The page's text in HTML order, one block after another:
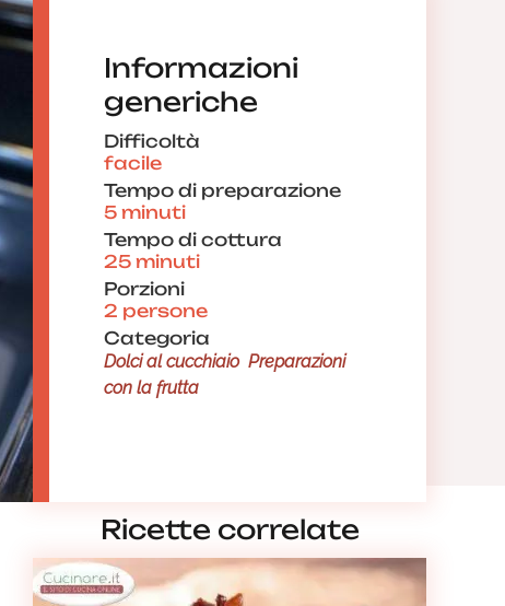
Informazioni
generiche
Difficoltà
facile
Tempo di preparazione
5 minuti
Tempo di cottura
25 minuti
Porzioni
2 persone
Categoria
Dolci al cucchiaio Preparazioni
con la frutta
Ricette correlate